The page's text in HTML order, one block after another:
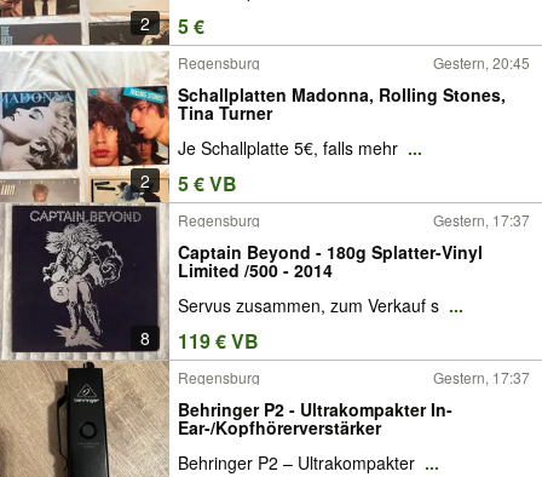
2 5 €
2
Regensburg Gestern, 20:45
Schallplatten Madonna, Rolling Stones,
Tina Turner
Je Schallplatte 5€, falls mehr ...
5 € VB
8
Regensburg Gestern, 17:37
Captain Beyond - 180g Splatter-Vinyl
Limited /500 - 2014
Servus zusammen, zum Verkauf s ...
119 € VB
Regensburg Gestern, 17:37
Behringer P2 - Ultrakompakter In-
Ear-/Kopfhörerverstärker
Behringer P2 – Ultrakompakter ...